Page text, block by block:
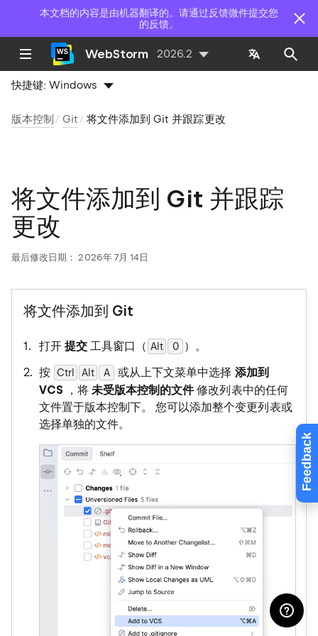
本文档的内容是由机器翻译的。请通过反馈微件提交您
的反馈。
Feedback
WebStorm 2026.2
快捷键:Windows
版本控制 Git 将文件添加到 Git 并跟踪更改
将文件添加到 Git 并跟踪
更改
最后修改日期： 2026年 7月 14日
将文件添加到 Git
打开提交 工具窗口（ Alt 0
0 ）。
按 Ctrl Alt 0
A 或从上下文菜单中选择 添加到
VCS ，将未受版本控制的文件修改列表中的任何
文件置于版本控制下。 您可以添加整个变更列表或
选择单独的文件。